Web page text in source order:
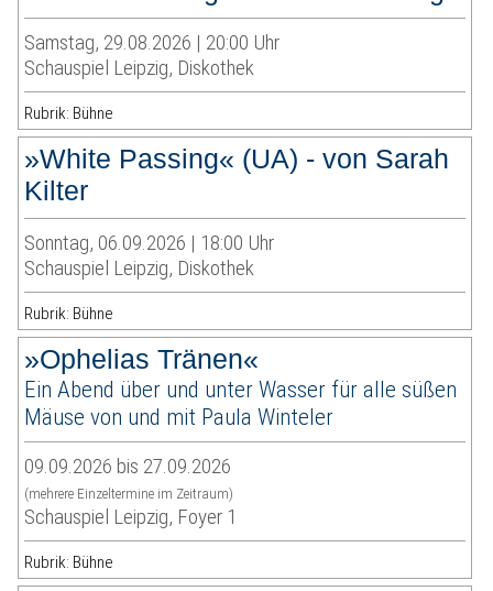
Samstag, 29.08.2026 | 20:00 Uhr
Schauspiel Leipzig, Diskothek
Rubrik: Bühne
»White Passing« (UA) - von Sarah
Kilter
Sonntag, 06.09.2026 | 18:00 Uhr
Schauspiel Leipzig, Diskothek
Rubrik: Bühne
»Ophelias Tränen«
Ein Abend über und unter Wasser für alle süßen
Mäuse von und mit Paula Winteler
09.09.2026 bis 27.09.2026
(mehrere Einzeltermine im Zeitraum)
Schauspiel Leipzig, Foyer 1
Rubrik: Bühne